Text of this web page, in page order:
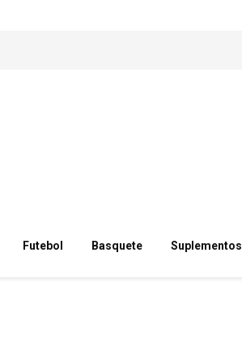
Futebol Basquete Suplementos